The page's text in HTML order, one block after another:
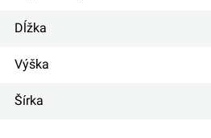
Dĺžka
Výška
Šírka